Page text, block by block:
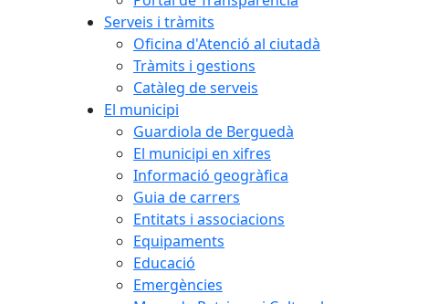
Serveis i tràmits
Oficina d'Atenció al ciutadà
Tràmits i gestions
Catàleg de serveis
El municipi
Guardiola de Berguedà
El municipi en xifres
Informació geogràfica
Guia de carrers
Entitats i associacions
Equipaments
Educació
Emergències